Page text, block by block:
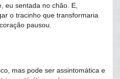
eu sentada no chão. E,
o tracinho que transformaria
pausou.
mas pode ser assintomática e